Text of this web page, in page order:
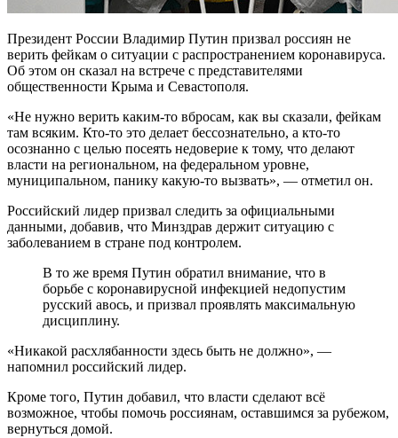
Президент России Владимир Путин призвал россиян не
верить фейкам о ситуации с распространением коронавируса.
Об этом он сказал на встрече с представителями
общественности Крыма и Севастополя.
«Не нужно верить каким-то вбросам, как вы сказали, фейкам
там всяким. Кто-то это делает бессознательно, а кто-то
осознанно с целью посеять недоверие к тому, что делают
власти на региональном, на федеральном уровне,
муниципальном, панику какую-то вызвать», — отметил он.
Российский лидер призвал следить за официальными
данными, добавив, что Минздрав держит ситуацию с
заболеванием в стране под контролем.
В то же время Путин обратил внимание, что в
борьбе с коронавирусной инфекцией недопустим
русский авось, и призвал проявлять максимальную
дисциплину.
«Никакой расхлябанности здесь быть не должно», —
напомнил российский лидер.
Кроме того, Путин добавил, что власти сделают всё
возможное, чтобы помочь россиянам, оставшимся за рубежом,
вернуться домой.